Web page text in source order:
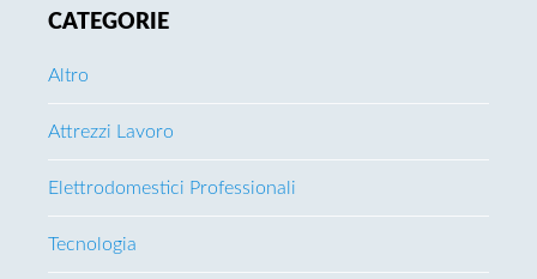
Sidebar
CATEGORIE
Altro
Attrezzi Lavoro
Elettrodomestici Professionali
Tecnologia